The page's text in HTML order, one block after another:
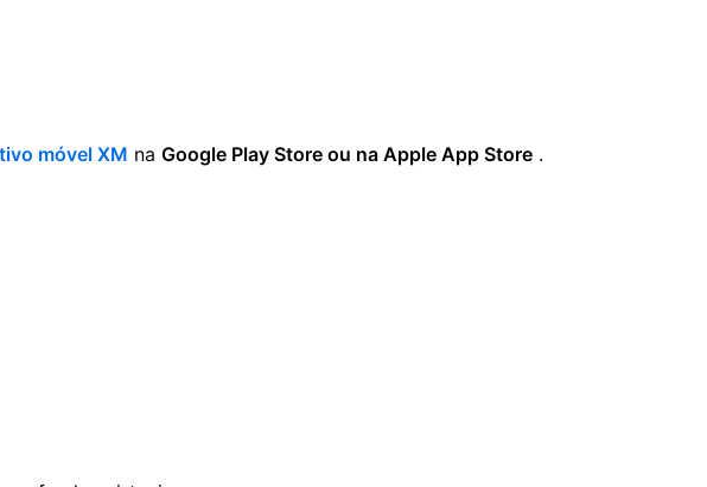
móvel XM na Google Play Store ou na Apple App Store .